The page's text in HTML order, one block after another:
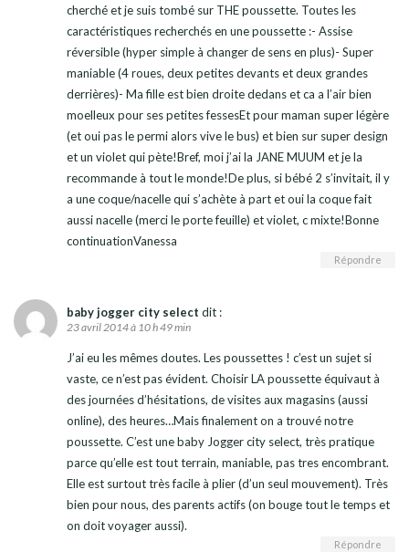
cherché et je suis tombé sur THE poussette. Toutes les
caractéristiques recherchés en une poussette :- Assise
réversible (hyper simple à changer de sens en plus)- Super
maniable (4 roues, deux petites devants et deux grandes
derrières)- Ma fille est bien droite dedans et ca a l’air bien
moelleux pour ses petites fessesEt pour maman super légère
(et oui pas le permi alors vive le bus) et bien sur super design
et un violet qui pète!Bref, moi j’ai la JANE MUUM et je la
recommande à tout le monde!De plus, si bébé 2 s’invitait, il y
a une coque/nacelle qui s’achète à part et oui la coque fait
aussi nacelle (merci le porte feuille) et violet, c mixte!Bonne
continuationVanessa
Répondre
baby jogger city select dit :
23 avril 2014 à 10 h 49 min
J’ai eu les mêmes doutes. Les poussettes ! c’est un sujet si
vaste, ce n’est pas évident. Choisir LA poussette équivaut à
des journées d’hésitations, de visites aux magasins (aussi
online), des heures…Mais finalement on a trouvé notre
poussette. C’est une baby Jogger city select, très pratique
parce qu’elle est tout terrain, maniable, pas tres encombrant.
Elle est surtout très facile à plier (d’un seul mouvement). Très
bien pour nous, des parents actifs (on bouge tout le temps et
on doit voyager aussi).
Répondre